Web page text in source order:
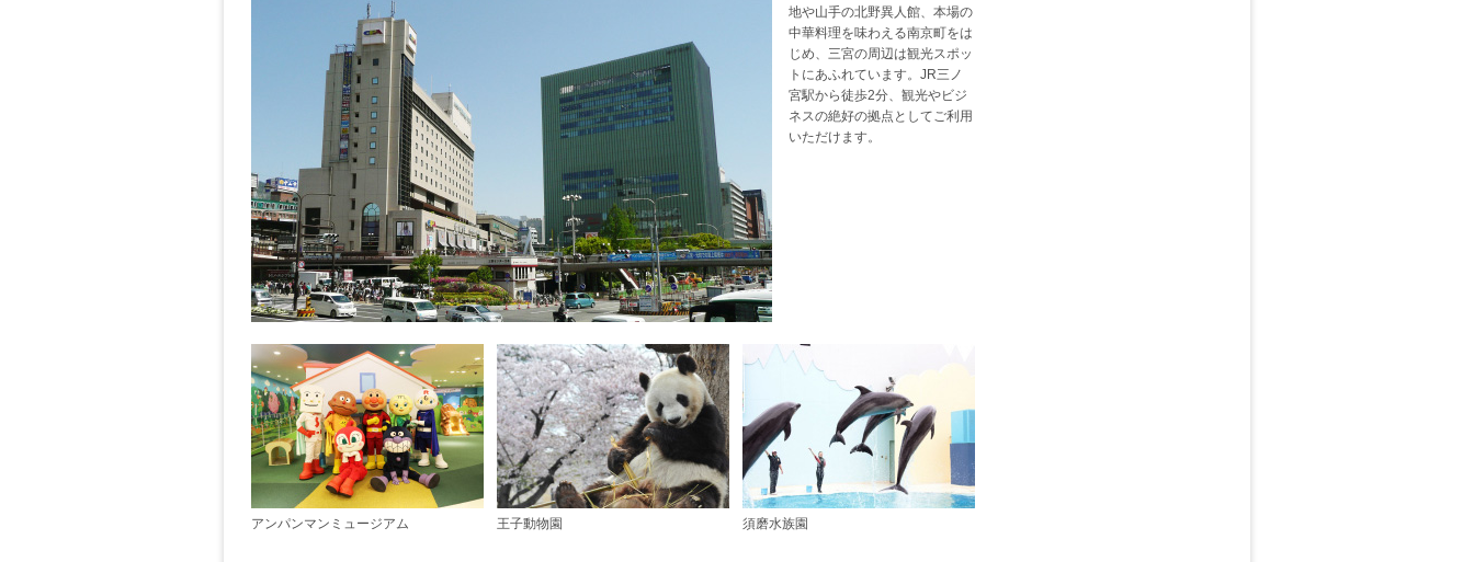
地や山手の北野異人館、本場の
中華料理を味わえる南京町をは
じめ、三宮の周辺は観光スポッ
トにあふれています。JR三ノ
宮駅から徒歩2分、観光やビジ
ネスの絶好の拠点としてご利用
いただけます。
アンパンマンミュージアム 王子動物園 須磨水族園